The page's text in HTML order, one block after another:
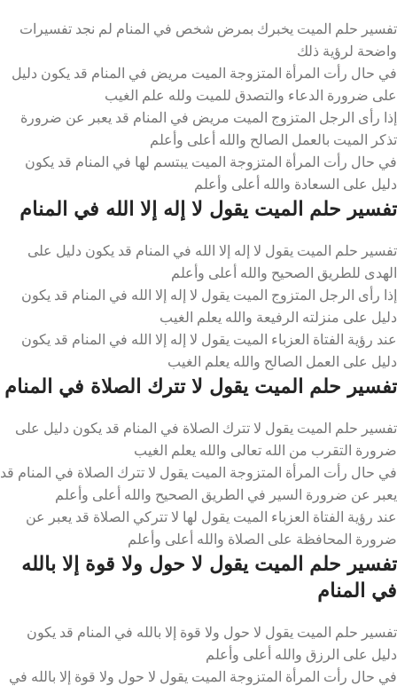
تفسير حلم الميت يخبرك بمرض شخص في المنام لم نجد تفسيرات
واضحة لرؤية ذلك
في حال رأت المرأة المتزوجة الميت مريض في المنام قد يكون دليل
على ضرورة الدعاء والتصدق للميت ولله علم الغيب
إذا رأى الرجل المتزوج الميت مريض في المنام قد يعبر عن ضرورة
تذكر الميت بالعمل الصالح والله أعلى وأعلم
في حال رأت المرأة المتزوجة الميت يبتسم لها في المنام قد يكون
دليل على السعادة والله أعلى وأعلم
تفسير حلم الميت يقول لا إله إلا الله في المنام
تفسير حلم الميت يقول لا إله إلا الله في المنام قد يكون دليل على
الهدى للطريق الصحيح والله أعلى وأعلم
إذا رأى الرجل المتزوج الميت يقول لا إله إلا الله في المنام قد يكون
دليل على منزلته الرفيعة والله يعلم الغيب
عند رؤية الفتاة العزباء الميت يقول لا إله إلا الله في المنام قد يكون
دليل على العمل الصالح والله يعلم الغيب
تفسير حلم الميت يقول لا تترك الصلاة في المنام
تفسير حلم الميت يقول لا تترك الصلاة في المنام قد يكون دليل على
ضرورة التقرب من الله تعالى والله يعلم الغيب
في حال رأت المرأة المتزوجة الميت يقول لا تترك الصلاة في المنام قد
يعبر عن ضرورة السير في الطريق الصحيح والله أعلى وأعلم
عند رؤية الفتاة العزباء الميت يقول لها لا تتركي الصلاة قد يعبر عن
ضرورة المحافظة على الصلاة والله أعلى وأعلم
تفسير حلم الميت يقول لا حول ولا قوة إلا بالله
في المنام
تفسير حلم الميت يقول لا حول ولا قوة إلا بالله في المنام قد يكون
دليل على الرزق والله أعلى وأعلم
في حال رأت المرأة المتزوجة الميت يقول لا حول ولا قوة إلا بالله في